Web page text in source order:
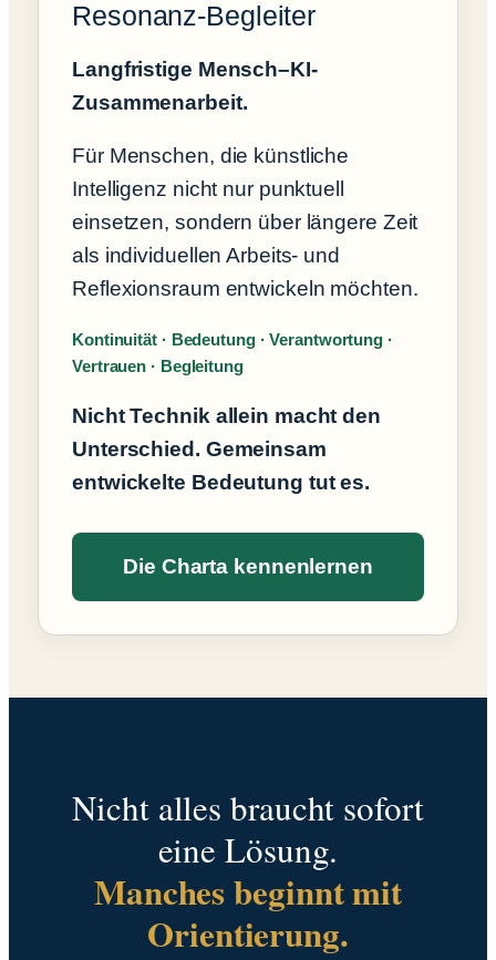
Resonanz-Begleiter
Langfristige Mensch–KI-
Zusammenarbeit.
Für Menschen, die künstliche
Intelligenz nicht nur punktuell
einsetzen, sondern über längere Zeit
als individuellen Arbeits- und
Reflexionsraum entwickeln möchten.
Kontinuität · Bedeutung · Verantwortung ·
Vertrauen · Begleitung
Nicht Technik allein macht den
Unterschied. Gemeinsam
entwickelte Bedeutung tut es.
Die Charta kennenlernen
Nicht alles braucht sofort
eine Lösung.
Manches beginnt mit
Orientierung.